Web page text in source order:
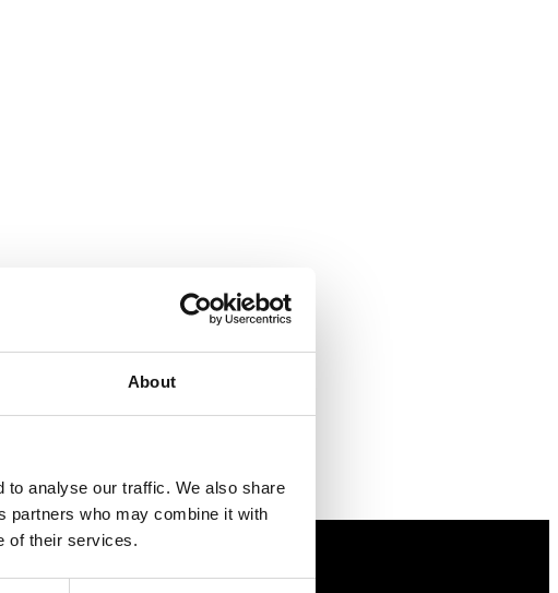
About
to analyse our traffic. We also share
partners who may combine it with
of their services.